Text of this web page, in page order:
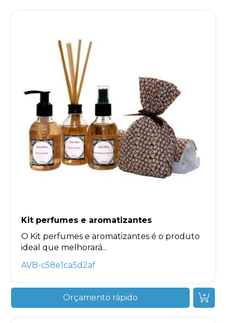
Kit perfumes e aromatizantes
O Kit perfumes e aromatizantes é o produto
ideal que melhorará...
AVB-c58e1ca5d2af
Orçamento rápido